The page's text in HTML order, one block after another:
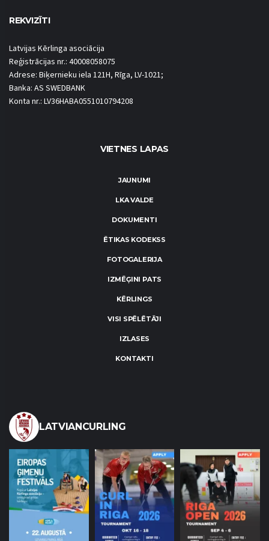
REKVIZĪTI
Latvijas Kērlinga asociācija
Reģistrācijas nr.: 40008058075
Adrese: Biķernieku iela 121H, Rīga, LV-1021;
Banka: AS SWEDBANK
Konta nr.: LV36HABA0551010794208
VIETNES LAPAS
JAUNUMI
LKA VALDE
DOKUMENTI
ĒTIKAS KODEKSS
FOTOGALERIJA
IZMĒĢINI PATS
KĒRLINGS
VISI SPĒLĒTĀJI
IZLASES
KONTAKTI
LATVIANCURLING